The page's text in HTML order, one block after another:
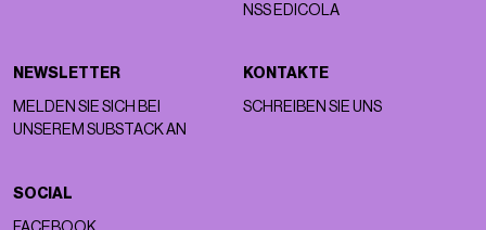
NSS EDICOLA
NEWSLETTER
MELDEN SIE SICH BEI
UNSEREM SUBSTACK AN
KONTAKTE
SCHREIBEN SIE UNS
SOCIAL